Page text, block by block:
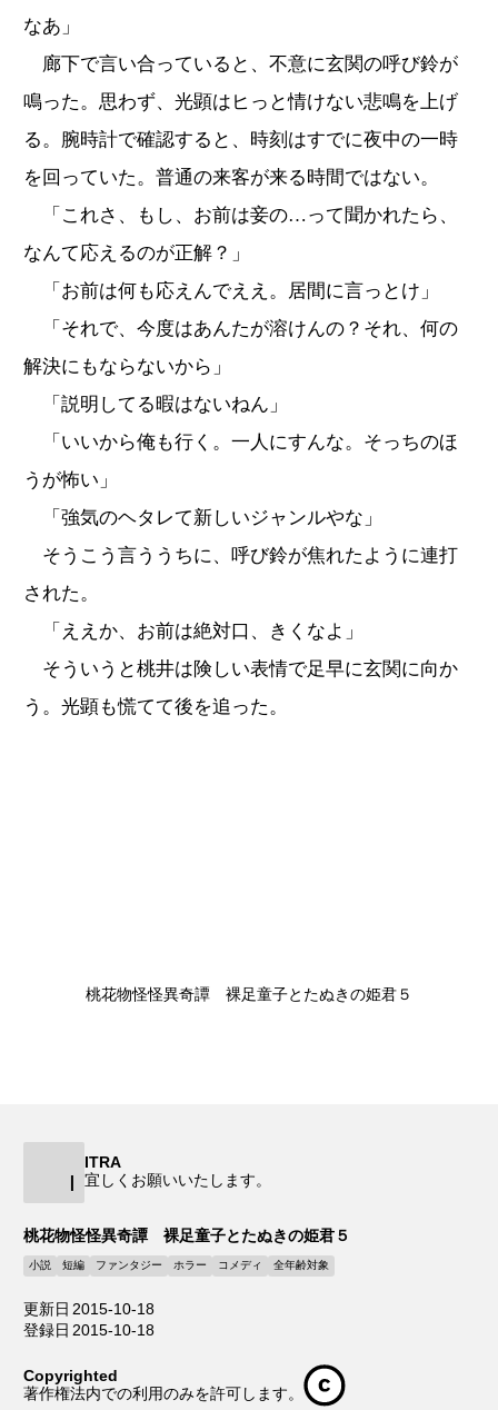
なあ」
廊下で言い合っていると、不意に玄関の呼び鈴が
鳴った。思わず、光顕はヒっと情けない悲鳴を上げ
る。腕時計で確認すると、時刻はすでに夜中の一時
を回っていた。普通の来客が来る時間ではない。
「これさ、もし、お前は妾の…って聞かれたら、
なんて応えるのが正解？」
「お前は何も応えんでええ。居間に言っとけ」
「それで、今度はあんたが溶けんの？それ、何の
解決にもならないから」
「説明してる暇はないねん」
「いいから俺も行く。一人にすんな。そっちのほ
うが怖い」
「強気のヘタレて新しいジャンルやな」
そうこう言ううちに、呼び鈴が焦れたように連打
された。
「ええか、お前は絶対口、きくなよ」
そういうと桃井は険しい表情で足早に玄関に向か
う。光顕も慌てて後を追った。
桃花物怪怪異奇譚 裸足童子とたぬきの姫君５
I
ITRA
宜しくお願いいたします。
桃花物怪怪異奇譚 裸足童子とたぬきの姫君５
小説 短編 ファンタジー ホラー コメディ 全年齢対象
更新日 2015-10-18
登録日 2015-10-18
Copyrighted
著作権法内での利用のみを許可します。